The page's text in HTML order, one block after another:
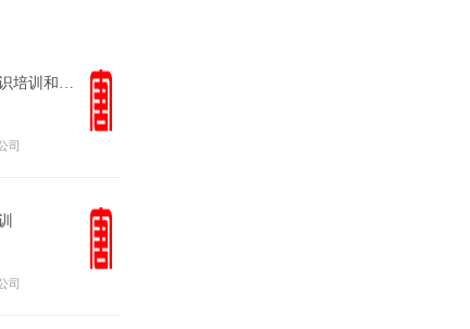
省公司组织开展2026年消防安全知识培训和地震消防火灾应急逃生演...
司
司